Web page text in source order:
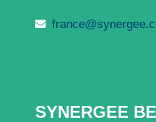
SYNERGEE